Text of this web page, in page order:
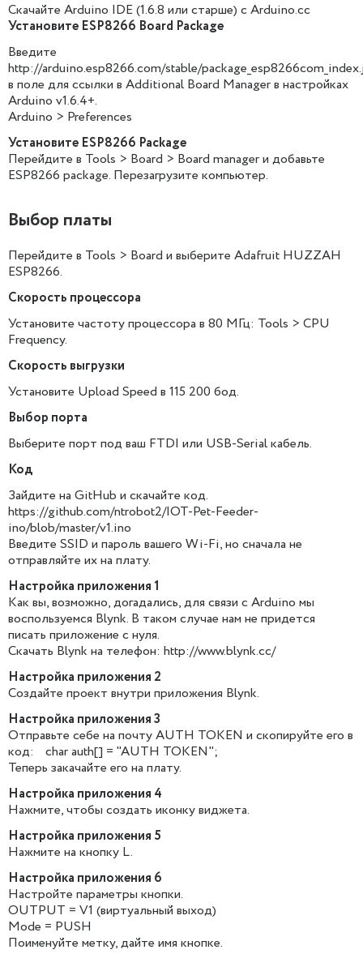
Скачайте Arduino IDE (1.6.8 или старше) с Arduino.cc
Установите ESP8266 Board Package
Введите
http://arduino.esp8266.com/stable/
в поле для ссылки в Additional Board Manager в настройках
Arduino v1.6.4+.
Arduino > Preferences
Установите ESP8266 Package
Перейдите в Tools > Board > Board manager и добавьте
ESP8266 package. Перезагрузите компьютер.
Выбор платы
Перейдите в Tools > Board и выберите Adafruit HUZZAH
ESP8266.
Скорость процессора
Установите частоту процессора в 80 МГц: Tools > CPU
Frequency.
Скорость выгрузки
Установите Upload Speed в 115 200 бод.
Выбор порта
Выберите порт под ваш FTDI или USB-Serial кабель.
Код
Зайдите на GitHub и скачайте код.
https://github.com/ntrobot2/IOT-Pet-Feeder-
ino/blob/master/v1.ino
Введите SSID и пароль вашего Wi-Fi, но сначала не
отправляйте их на плату.
Настройка приложения 1
Как вы, возможно, догадались, для связи с Arduino мы
воспользуемся Blynk. В таком случае нам не придется
писать приложение с нуля.
Скачать Blynk на телефон: http://www.blynk.cc/
Настройка приложения 2
Создайте проект внутри приложения Blynk.
Настройка приложения 3
Отправьте себе на почту AUTH TOKEN и скопируйте его в
код: char auth[] = "AUTH TOKEN";
Теперь закачайте его на плату.
Настройка приложения 4
Нажмите, чтобы создать иконку виджета.
Настройка приложения 5
Нажмите на кнопку L.
Настройка приложения 6
Настройте параметры кнопки.
OUTPUT = V1 (виртуальный выход)
Mode = PUSH
Поименуйте метку, дайте имя кнопке.